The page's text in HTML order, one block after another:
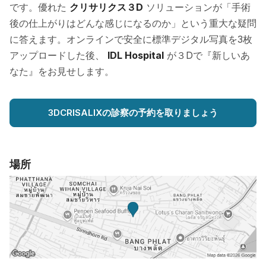
です。優れた クリサリクス３D ソリューションが「手術
後の仕上がりはどんな感じになるのか」という重大な疑問
に答えます。オンラインで安全に標準デジタル写真を3枚
アップロードした後、 IDL Hospital が３Dで『新しいあ
なた』をお見せします。
3DCRISALIXの診察の予約を取りましょう
場所